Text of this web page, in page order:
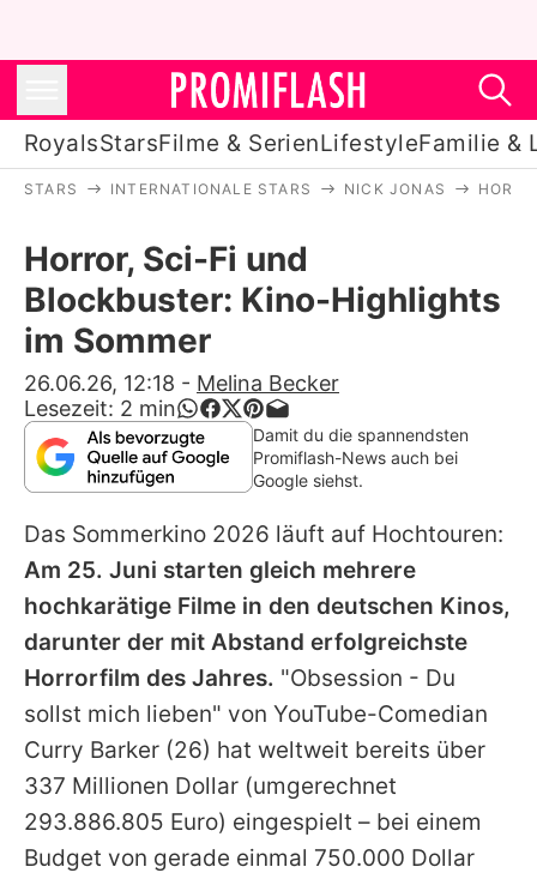
RoyalsStarsFilme & SerienLifestyleFamilie &
Stars
Filme & Serien
Lifestyle
Familie & Liebe
Promiflash Exklusiv
Alle Themen auf Promiflash
Jobs
App runterladen
Team
Redaktionelle Richtlinien
Impressum
Datenschutzerklärung
STARS INTERNATIONALE STARS NICK JONAS
Horror, Sci-Fi und
Blockbuster: Kino-Highlights
im Sommer
26.06.26, 12:18 - Melina Becker
Lesezeit: 2 min
Damit du die spannendsten
Promiflash-News auch bei
Google siehst.
Das Sommerkino 2026 läuft auf Hochtouren:
Am 25. Juni starten gleich mehrere
hochkarätige Filme in den deutschen Kinos,
darunter der mit Abstand erfolgreichste
Horrorfilm des Jahres. "Obsession - Du
sollst mich lieben" von YouTube-Comedian
Curry Barker (26) hat weltweit bereits über
337 Millionen Dollar (umgerechnet
293.886.805 Euro) eingespielt – bei einem
Budget von gerade einmal 750.000 Dollar